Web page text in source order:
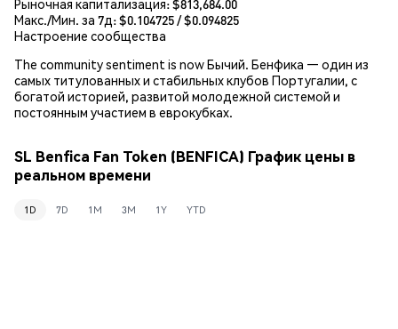
Рыночная капитализация:$813,684.00
Макс./Мин. за 7д: $0.104725/ $0.094825
Настроение сообщества
The community sentiment is now Бычий. Бенфика — один из
самых титулованных и стабильных клубов Португалии, с
богатой историей, развитой молодежной системой и
постоянным участием в еврокубках.
SL Benfica Fan Token (BENFICA) График цены в
реальном времени
1D 7D 1M 3M 1Y YTD